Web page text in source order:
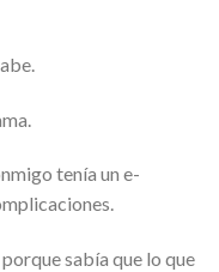
tenía un e-
sabía que lo que